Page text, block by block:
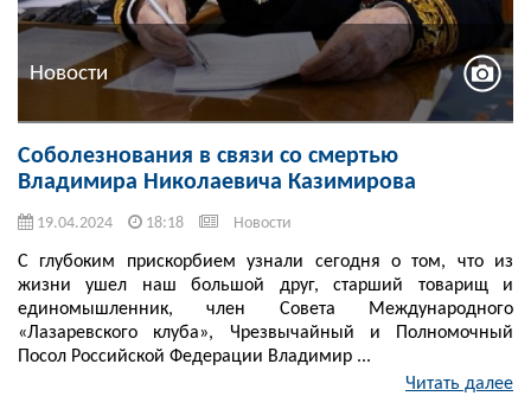
Новости
Соболезнования в связи со смертью
Владимира Николаевича Казимирова
19.04.2024 18:18 Новости
С глубоким прискорбием узнали сегодня о том, что из
жизни ушел наш большой друг, старший товарищ и
единомышленник, член Совета Международного
«Лазаревского клуба», Чрезвычайный и Полномочный
Посол Российской Федерации Владимир ...
Читать далее